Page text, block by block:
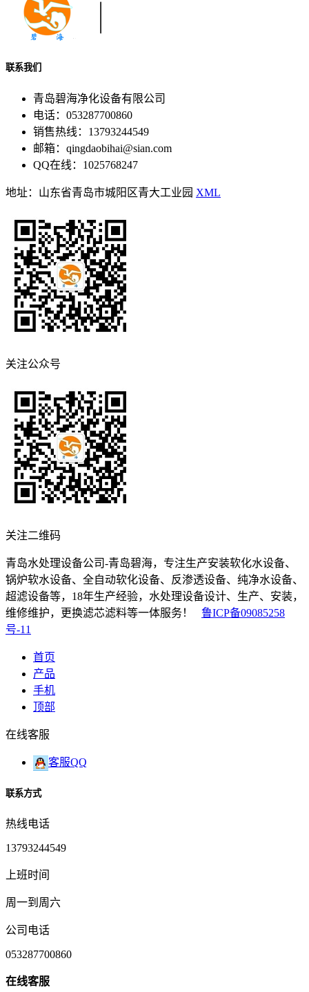
联系我们
青岛碧海净化设备有限公司
电话：053287700860
销售热线：13793244549
邮箱：qingdaobihai@sian.com
QQ在线：1025768247
地址：山东省青岛市城阳区青大工业园 XML
关注公众号
关注二维码
青岛水处理设备公司-青岛碧海，专注生产安装软化水设备、
锅炉软水设备、全自动软化设备、反渗透设备、纯净水设备、
超滤设备等，18年生产经验，水处理设备设计、生产、安装，
维修维护，更换滤芯滤料等一体服务！ 鲁ICP备09085258
号-11
首页
产品
手机
顶部
在线客服
客服QQ
联系方式
热线电话
13793244549
上班时间
周一到周六
公司电话
053287700860
在线客服